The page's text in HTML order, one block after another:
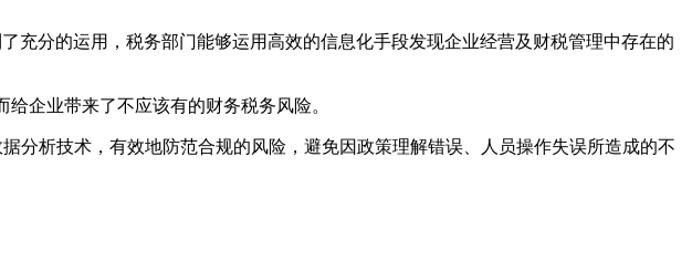
充分的运用，税务部门能够运用高效的信息化手段发现企业经营及财税管理中存在的
企业带来了不应该有的财务税务风险。
分析技术，有效地防范合规的风险，避免因政策理解错误、人员操作失误所造成的不